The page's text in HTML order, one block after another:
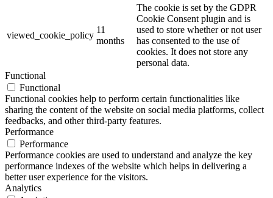
viewed_cookie_policy
11
months
The cookie is set by the GDPR
Cookie Consent plugin and is
used to store whether or not user
has consented to the use of
cookies. It does not store any
personal data.
Functional
Functional
Functional cookies help to perform certain functionalities like
sharing the content of the website on social media platforms, collect
feedbacks, and other third-party features.
Performance
Performance
Performance cookies are used to understand and analyze the key
performance indexes of the website which helps in delivering a
better user experience for the visitors.
Analytics